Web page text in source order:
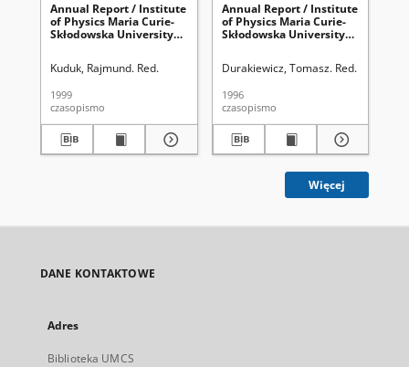
Annual Report / Institute
of Physics Maria Curie-
Skłodowska University
Kuduk, Rajmund. Red.
1999
czasopismo
Annual Report / Institute
of Physics Maria Curie-
Skłodowska University
Durakiewicz, Tomasz. Red.
1996
czasopismo
Więcej
DANE KONTAKTOWE
Adres
Biblioteka UMCS